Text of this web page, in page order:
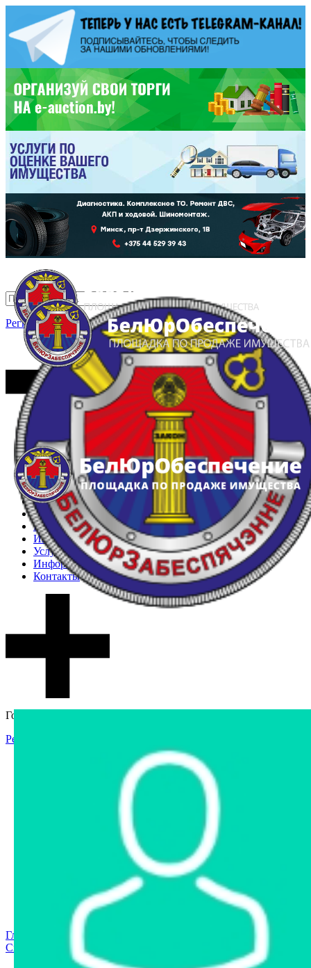
Регистрация Вход
Главная
Арестованное имущество
Реестр несостоявшихся торгов
Реестр переоценок
Частное имущество
Государственное имущество
Интернет-магазин
Интернет-витрина
Услуги
Информация
Контакты
Гостевой доступ
Регистрация
Интернет-магазин
Интернет-витрина
Арестованное имущество
Реестр несостоявшихся торгов
Реестр переоценок
Государственное имущество
Главная страница
Спецтехника
Бульдозеры